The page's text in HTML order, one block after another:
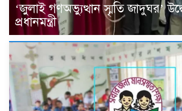
‘জুলাই গণঅভ্যুত্থান স্মৃতি জাদুঘর’
প্রধানমন্ত্রী